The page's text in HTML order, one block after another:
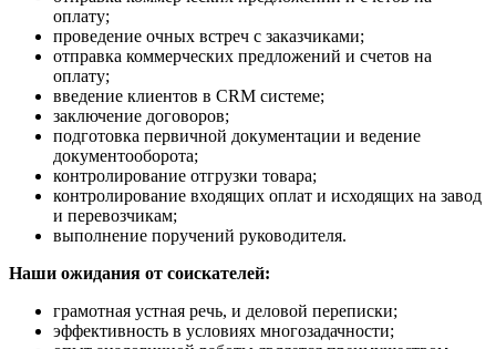
оплату;
проведение очных встреч с заказчиками;
отправка коммерческих предложений и счетов на
оплату;
введение клиентов в CRM системе;
заключение договоров;
подготовка первичной документации и ведение
документооборота;
контролирование отгрузки товара;
контролирование входящих оплат и исходящих на завод
и перевозчикам;
выполнение поручений руководителя.
Наши ожидания от соискателей:
грамотная устная речь, и деловой переписки;
эффективность в условиях многозадачности;